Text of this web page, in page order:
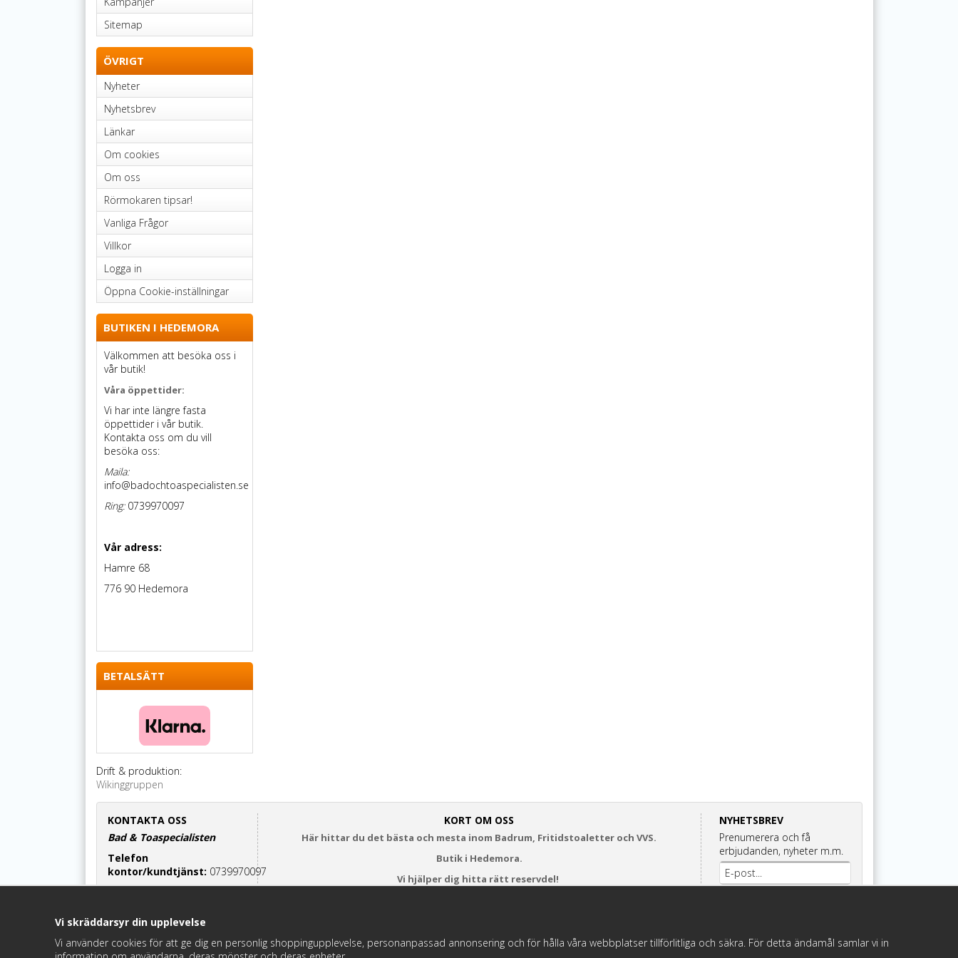
Sitemap
ÖVRIGT
Nyheter
Nyhetsbrev
Länkar
Om cookies
Om oss
Rörmokaren tipsar!
Vanliga Frågor
Villkor
Logga in
Öppna Cookie-inställningar
BUTIKEN I HEDEMORA
Välkommen att besöka oss i
vår butik!
Våra öppettider:
Vi har inte längre fasta
öppettider i vår butik.
Kontakta oss om du vill
besöka oss:
Maila:
info@badochtoaspecialisten.se
Ring:0739970097
Vår adress:
Hamre 68
776 90 Hedemora
BETALSÄTT
Drift & produktion:
Wikinggruppen
KONTAKTA OSS
Bad & Toaspecialisten
Telefon
kontor/kundtjänst: 0739970097
Maila oss:
info@badochtoaspecialisten.se
NYHETSBREV
Prenumerera och få
erbjudanden, nyheter m.m.
KORT OM OSS
Här hittar du det bästa och mesta inom Badrum, Fritidstoaletter och VVS.
Butik i Hedemora.
Vi hjälper dig hitta rätt reservdel!
Vi skräddarsyr din upplevelse
Vi använder cookies för att ge dig en personlig shoppingupplevelse, personanpassad annonsering och för hålla våra webbplatser tillförlitliga och säkra. För detta ändamål samlar vi in